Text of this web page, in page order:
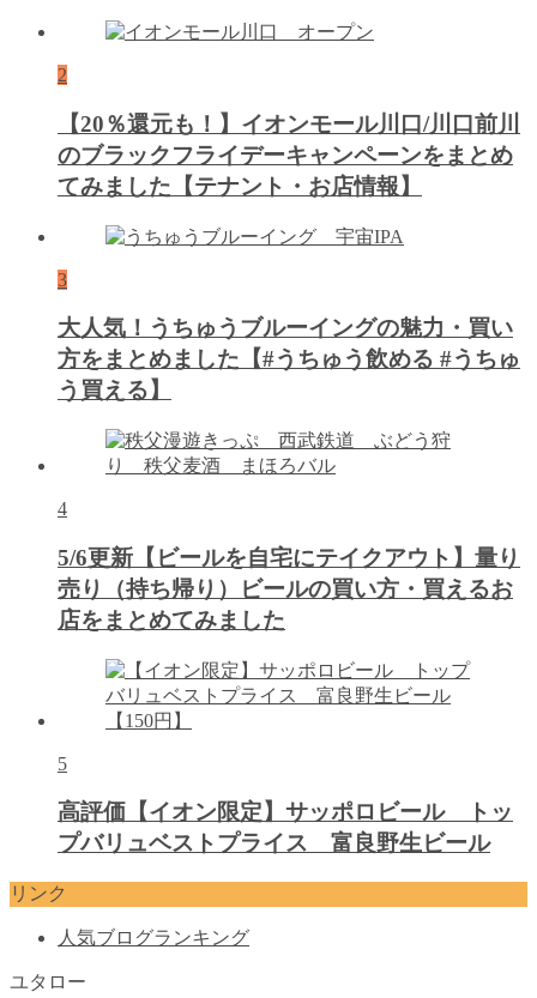
2
【20％還元も！】イオンモール川口/川口前川
のブラックフライデーキャンペーンをまとめ
てみました【テナント・お店情報】
3
大人気！うちゅうブルーイングの魅力・買い
方をまとめました【#うちゅう飲める #うちゅ
う買える】
4
5/6更新【ビールを自宅にテイクアウト】量り
売り（持ち帰り）ビールの買い方・買えるお
店をまとめてみました
5
高評価【イオン限定】サッポロビール トッ
プバリュベストプライス 富良野生ビール
リンク
人気ブログランキング
ユタロー